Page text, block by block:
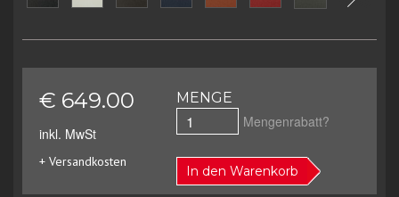
€ 649.00
inkl. MwSt
+ Versandkosten
MENGE
Mengenrabatt?
In den Warenkorb